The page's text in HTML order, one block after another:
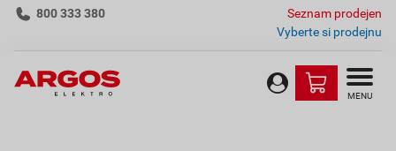
800 333 380
Seznam prodejen
Vyberte si prodejnu
MENU